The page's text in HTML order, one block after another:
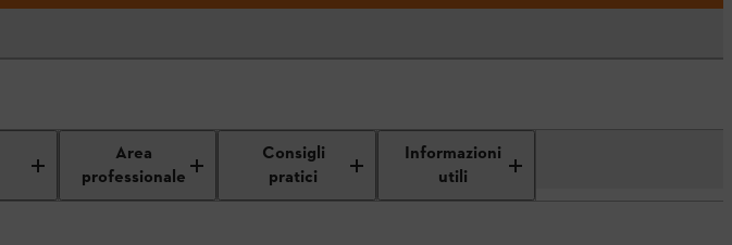
Area
professionale
Consigli
pratici
Informazioni
utili